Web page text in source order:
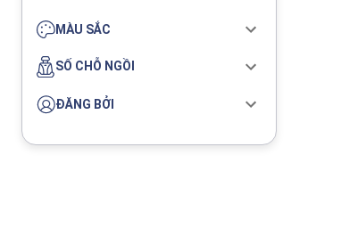
MÀU SẮC
SỐ CHỖ NGỒI
ĐĂNG BỞI